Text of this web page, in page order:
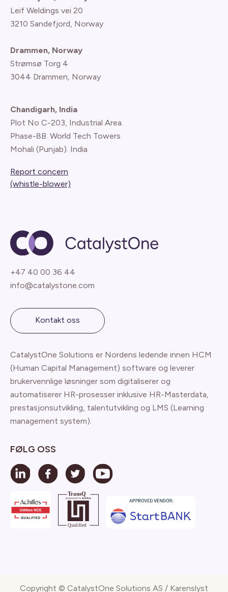
Leif Weldings vei 20
3210 Sandefjord, Norway
Drammen, Norway
Strømsø Torg 4
3044 Drammen, Norway
Chandigarh, India
Plot No C-203, Industrial Area.
Phase-8B. World Tech Towers
Mohali (Punjab). India
Report concern
(whistle-blower)
+47 40 00 36 44
info@catalystone.com
Kontakt oss
CatalystOne Solutions er Nordens ledende innen HCM
(Human Capital Management) software og leverer
brukervennlige løsninger som digitaliserer og
automatiserer HR-prosesser inklusive HR-Masterdata,
prestasjonsutvikling, talentutvikling og LMS (Learning
management system).
FØLG OSS
Copyright © CatalystOne Solutions AS / Karenslyst